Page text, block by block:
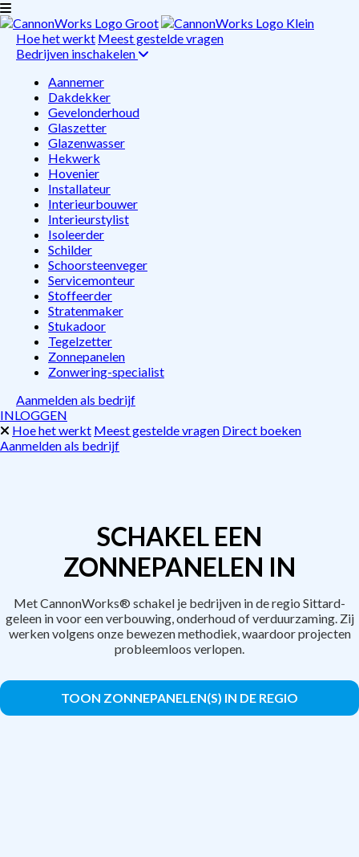
Hoe het werkt Meest gestelde vragen
Bedrijven inschakelen
Aannemer
Dakdekker
Gevelonderhoud
Glaszetter
Glazenwasser
Hekwerk
Hovenier
Installateur
Interieurbouwer
Interieurstylist
Isoleerder
Schilder
Schoorsteenveger
Servicemonteur
Stoffeerder
Stratenmaker
Stukadoor
Tegelzetter
Zonnepanelen
Zonwering-specialist
Aanmelden als bedrijf
INLOGGEN
Hoe het werkt Meest gestelde vragen Direct boeken
Aanmelden als bedrijf
SCHAKEL EEN
ZONNEPANELEN IN
Met CannonWorks® schakel je bedrijven in de regio Sittard-
geleen in voor een verbouwing, onderhoud of verduurzaming. Zij
werken volgens onze bewezen methodiek, waardoor projecten
probleemloos verlopen.
TOON ZONNEPANELEN(S) IN DE REGIO